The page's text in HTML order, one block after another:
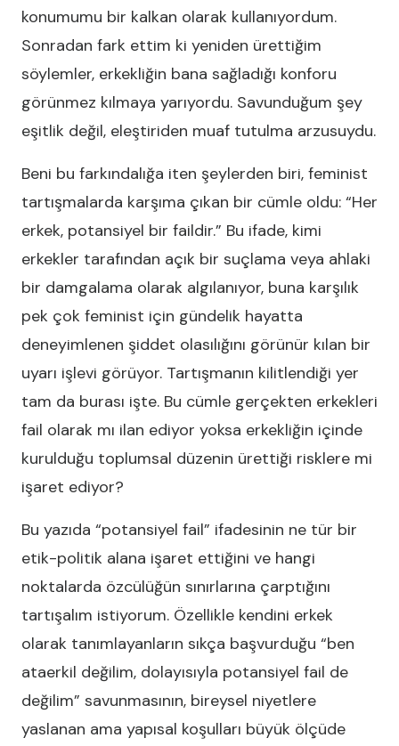
konumumu bir kalkan olarak kullanıyordum.
Sonradan fark ettim ki yeniden ürettiğim
söylemler, erkekliğin bana sağladığı konforu
görünmez kılmaya yarıyordu. Savunduğum şey
eşitlik değil, eleştiriden muaf tutulma arzusuydu.
Beni bu farkındalığa iten şeylerden biri, feminist
tartışmalarda karşıma çıkan bir cümle oldu: “Her
erkek, potansiyel bir faildir.” Bu ifade, kimi
erkekler tarafından açık bir suçlama veya ahlaki
bir damgalama olarak algılanıyor, buna karşılık
pek çok feminist için gündelik hayatta
deneyimlenen şiddet olasılığını görünür kılan bir
uyarı işlevi görüyor. Tartışmanın kilitlendiği yer
tam da burası işte. Bu cümle gerçekten erkekleri
fail olarak mı ilan ediyor yoksa erkekliğin içinde
kurulduğu toplumsal düzenin ürettiği risklere mi
işaret ediyor?
Bu yazıda “potansiyel fail” ifadesinin ne tür bir
etik-politik alana işaret ettiğini ve hangi
noktalarda özcülüğün sınırlarına çarptığını
tartışalım istiyorum. Özellikle kendini erkek
olarak tanımlayanların sıkça başvurduğu “ben
ataerkil değilim, dolayısıyla potansiyel fail de
değilim” savunmasının, bireysel niyetlere
yaslanan ama yapısal koşulları büyük ölçüde